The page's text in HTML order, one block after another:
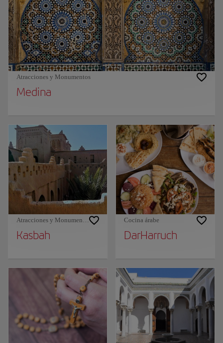
Atracciones y Monumentos
Medina
Atracciones y Monumentos
Kasbah
Cocina árabe
DarHarruch